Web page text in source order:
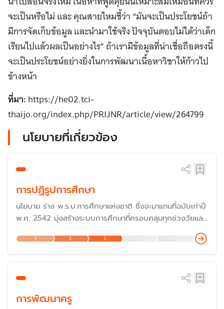
จะเป็นหรือไม่ และ คุณสายไหมชี้ว่า “มันจะเป็นประโยชน์ถ้า
มีการจัดเก็บข้อมูล และนำมาใช้จริง ปัจจุบันตอบไม่ได้ว่าเด็ก
เรียนไปแล้วผลเป็นอย่างไร” ถ้าเรามีข้อมูลที่น่าเชื่อถือตรงนี้
จะเป็นประโยชน์อย่างยิ่งในการพัฒนาเนื้อหาวิชาให้ก้าวไป
ข้างหน้า
ที่มา:https://he02.tci-
thaijo.org/index.php/PRIJNR/article/view/264799
นโยบายที่เกี่ยวข้อง
การปฏิรูปการศึกษา
นโยบาย ร่าง พ.ร.บ.การศึกษาแห่งชาติ ซึ่งจะมาแทนที่ฉบับเก่าปี
พ.ศ. 2542 มุ่งสร้างระบบการศึกษาที่ครอบคลุมทุกช่วงวัยและ
ทางการศึกษาให้สอดรับกับ “การปฏิรูปการศึกษา” ตาม
คำแถลงนโยบายของรัฐบาลเศรษฐา ล่าสุดยังอยู่ในขั้นตอนการ
1 2 3
การพัฒนาครู